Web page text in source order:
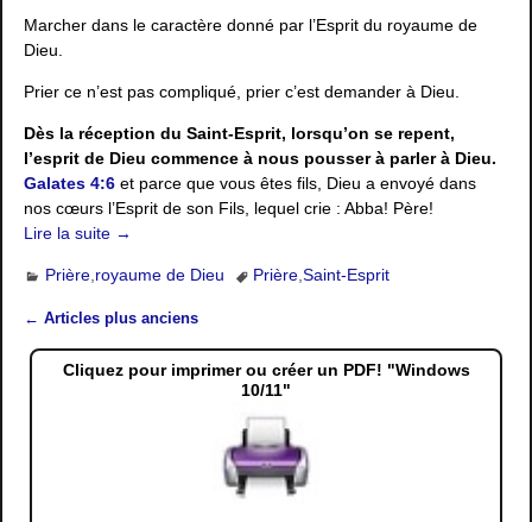
Marcher dans le caractère donné par l’Esprit du royaume de
Dieu.
Prier ce n’est pas compliqué, prier c’est demander à Dieu.
Dès la réception du Saint-Esprit, lorsqu’on se repent,
l’esprit de Dieu commence à nous pousser à parler à Dieu.
Galates 4:6 et parce que vous êtes fils, Dieu a envoyé dans
nos cœurs l’Esprit de son Fils, lequel crie : Abba! Père!
Lire la suite →
Prière,royaume de Dieu Prière,Saint-Esprit
← Articles plus anciens
Cliquez pour imprimer ou créer un PDF! "Windows
10/11"